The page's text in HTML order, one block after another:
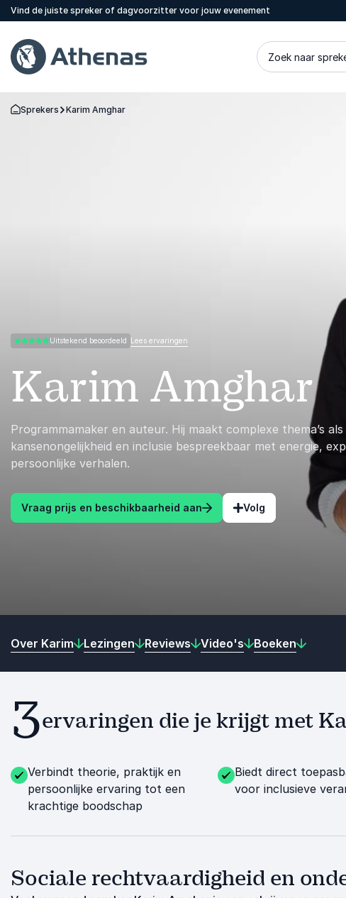
Vind de juiste spreker of dagvoorzitter voor jouw evenement
Zoek naar
Terug naar de startpagina
Sprekers Karim Amghar
Karim Amghar
Programmamaker en auteur. Hij maakt complexe thema’s als
kansenongelijkheid en inclusie bespreekbaar met energie,
persoonlijke verhalen.
Vraag prijs en beschikbaarheid aan Volg
5.00 van 5Uitstekend beoordeeld Lees ervaringen
Over Karim Lezingen Reviews Video's Boeken
3ervaringen die je krijgt met
Verbindt theorie, praktijk en
persoonlijke ervaring tot een
krachtige boodschap
Biedt direct
voor inclusieve
Sociale rechtvaardigheid en